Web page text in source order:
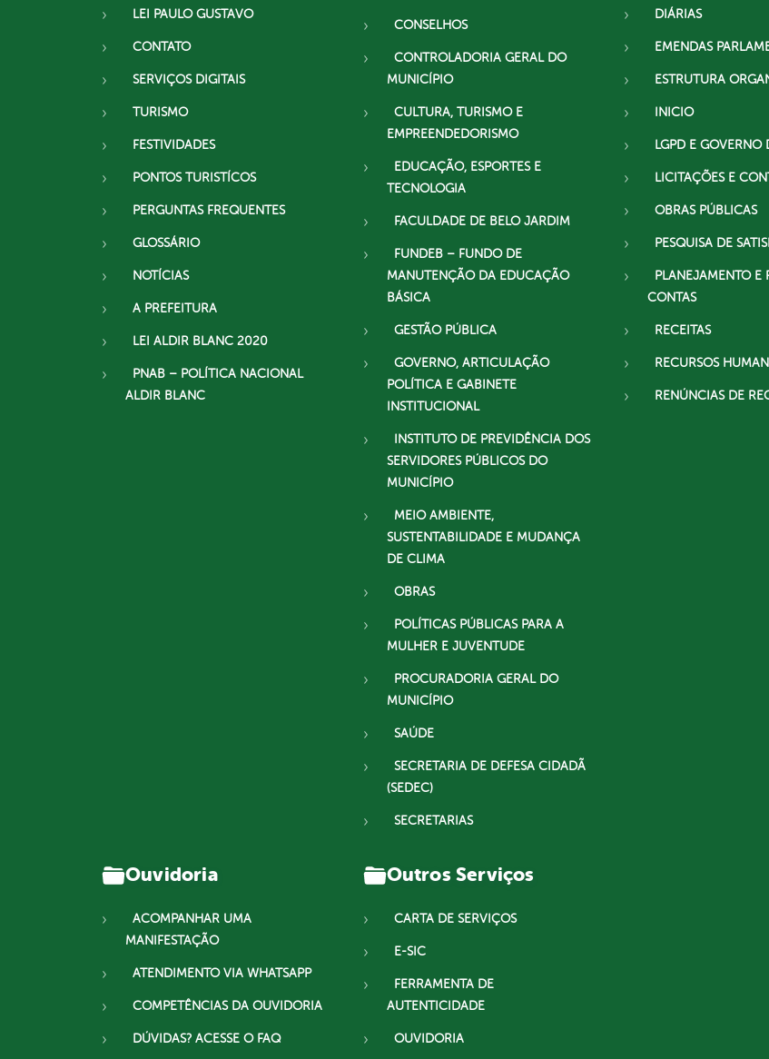
LEI PAULO GUSTAVO
CONTATO
SERVIÇOS DIGITAIS
TURISMO
FESTIVIDADES
PONTOS TURISTÍCOS
PERGUNTAS FREQUENTES
GLOSSÁRIO
NOTÍCIAS
A PREFEITURA
LEI ALDIR BLANC 2020
PNAB – POLÍTICA NACIONAL
ALDIR BLANC
CONSELHOS
CONTROLADORIA GERAL DO
MUNICÍPIO
CULTURA, TURISMO E
EMPREENDEDORISMO
EDUCAÇÃO, ESPORTES E
TECNOLOGIA
FACULDADE DE BELO JARDIM
FUNDEB – FUNDO DE
MANUTENÇÃO DA EDUCAÇÃO
BÁSICA
GESTÃO PÚBLICA
GOVERNO, ARTICULAÇÃO
POLÍTICA E GABINETE
INSTITUCIONAL
INSTITUTO DE PREVIDÊNCIA DOS
SERVIDORES PÚBLICOS DO
MUNICÍPIO
MEIO AMBIENTE,
SUSTENTABILIDADE E MUDANÇA
DE CLIMA
OBRAS
POLÍTICAS PÚBLICAS PARA A
MULHER E JUVENTUDE
PROCURADORIA GERAL DO
MUNICÍPIO
SAÚDE
SECRETARIA DE DEFESA CIDADÃ
(SEDEC)
SECRETARIAS
DIÁRIAS
EMENDAS
ESTRUTURA
INICIO
LGPD E GOVERNO
LICITAÇÕES E
OBRAS PÚBLICAS
PESQUISA DE
PLANEJAMENTO E
CONTAS
RECEITAS
RECURSOS
RENÚNCIAS DE
Ouvidoria
ACOMPANHAR UMA
MANIFESTAÇÃO
ATENDIMENTO VIA WHATSAPP
COMPETÊNCIAS DA OUVIDORIA
DÚVIDAS? ACESSE O FAQ
Outros Serviços
CARTA DE SERVIÇOS
E-SIC
FERRAMENTA DE
AUTENTICIDADE
OUVIDORIA